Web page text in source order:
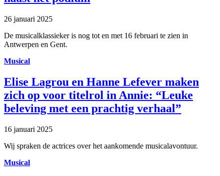
26 januari 2025
De musicalklassieker is nog tot en met 16 februari te zien in
Antwerpen en Gent.
Musical
Elise Lagrou en Hanne Lefever maken
zich op voor titelrol in Annie: “Leuke
beleving met een prachtig verhaal”
16 januari 2025
Wij spraken de actrices over het aankomende musicalavontuur.
Musical